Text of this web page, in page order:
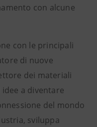
con alcune
con le principali
di nuove
dei materiali
a diventare
del mondo
sviluppa